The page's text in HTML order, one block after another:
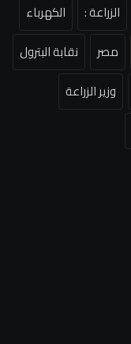
الزراعة :
الكهرباء
مصر
نقابة البترول
وزير الزراعة